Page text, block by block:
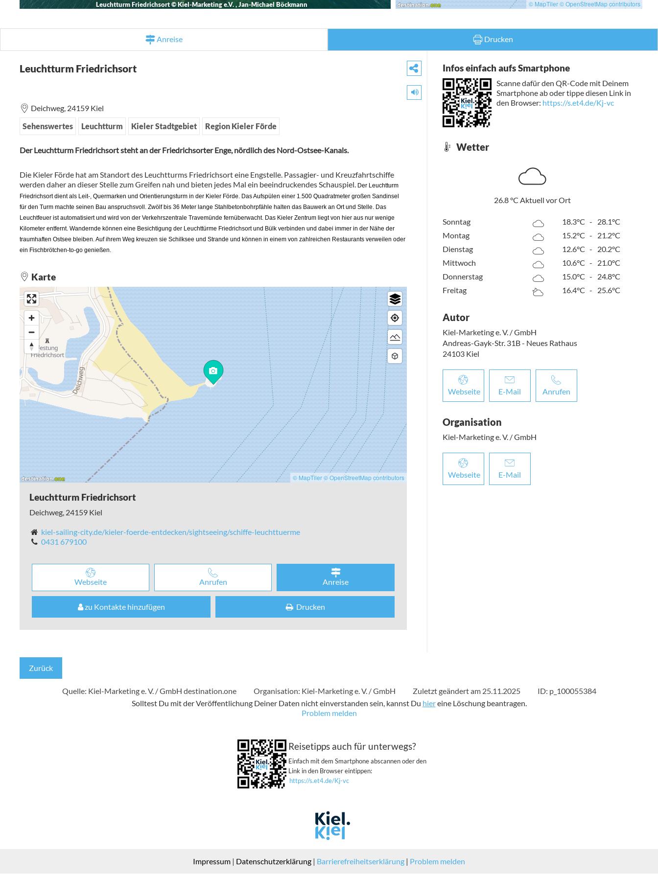
Leuchtturm Friedrichsort©Kiel-Marketing e.V. , Jan-Michael Böckmann © MapTiler© OpenStreetMap contributors
Anreise Drucken
Leuchtturm Friedrichsort
Deichweg, 24159 Kiel
Sehenswertes
Leuchtturm Kieler Stadtgebiet Region Kieler Förde
Der Leuchtturm Friedrichsort steht an der Friedrichsorter Enge, nördlich des Nord-Ostsee-Kanals.
Die Kieler Förde hat am Standort des Leuchtturms Friedrichsort eine Engstelle. Passagier- und Kreuzfahrtschiffe
werden daher an dieser Stelle zum Greifen nah und bieten jedes Mal ein beeindruckendes Schauspiel. Der Leuchtturm
Friedrichsort dient als Leit-, Quermarken und Orientierungsturm in der Kieler Förde. Das Aufspülen einer 1.500 Quadratmeter großen Sandinsel
für den Turm machte seinen Bau anspruchsvoll. Zwölf bis 36 Meter lange Stahlbetonbohrpfähle halten das Bauwerk an Ort und Stelle. Das
Leuchtfeuer ist automatisiert und wird von der Verkehrszentrale Travemünde fernüberwacht. Das Kieler Zentrum liegt von hier aus nur wenige
Kilometer entfernt. Wandernde können eine Besichtigung der Leuchttürme Friedrichsort und Bülk verbinden und dabei immer in der Nähe der
traumhaften Ostsee bleiben. Auf ihrem Weg kreuzen sie Schilksee und Strande und können in einem von zahlreichen Restaurants verweilen oder
ein Fischbrötchen-to-go genießen.
Karte
© MapTiler © OpenStreetMap contributors
Leuchtturm Friedrichsort
Deichweg, 24159 Kiel
kiel-sailing-city.de/kieler-foerde-entdecken/sightseeing/schiffe-leuchttuerme
0431 679100
Webseite Anrufen Anreise
zu Kontakte hinzufügen Drucken
Infos einfach aufs Smartphone
Scanne dafür den QR-Code mit Deinem
Smartphone ab oder tippe diesen Link in
den Browser: https://s.et4.de/Kj-vc
Wetter
26.8°C Aktuell vor Ort
Sonntag 18.3°C -
28.1°C
Montag
15.2°C -
21.2°C
Dienstag
12.6°C -
20.2°C
Mittwoch
10.6°C -
21.0°C
Donnerstag
15.0°C -
24.8°C
Freitag
16.4°C - 25.6°C
Autor
Kiel-Marketing e. V. / GmbH
Andreas-Gayk-Str. 31B - Neues Rathaus
24103 Kiel
Webseite E-Mail Anrufen
Organisation
Kiel-Marketing e. V. / GmbH
Webseite E-Mail
Zurück
Quelle: Kiel-Marketing e. V. / GmbH destination.one Organisation: Kiel-Marketing e. V. / GmbH Zuletzt geändert am 25.11.2025
ID: p_100055384
Solltest Du mit der Veröffentlichung Deiner Daten nicht einverstanden sein, kannst Du hiereine Löschung beantragen.
Problem melden
https://s.et4.de/Kj-vc
Reisetipps auch für unterwegs?
Einfach mit dem Smartphone abscannen oder den
Link in den Browser eintippen:
Impressum | Datenschutzerklärung | Barrierefreiheitserklärung | Problem melden